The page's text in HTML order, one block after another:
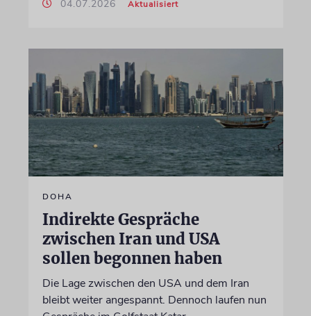
04.07.2026 Aktualisiert
DOHA
Indirekte Gespräche
zwischen Iran und USA
sollen begonnen haben
Die Lage zwischen den USA und dem Iran
bleibt weiter angespannt. Dennoch laufen nun